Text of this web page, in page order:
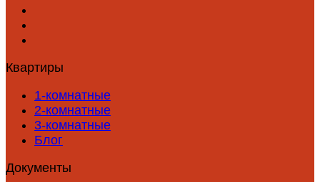
Квартиры
1-комнатные
2-комнатные
3-комнатные
Блог
Документы